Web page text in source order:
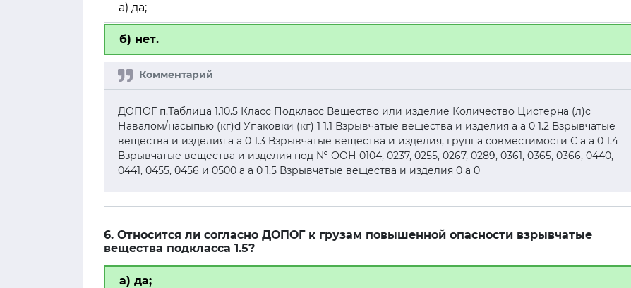
а) да;
б) нет.
ДОПОГ п.Таблица 1.10.5 Класс Подкласс Вещество или изделие Количество Цистерна (л)c
Навалом/насыпью (кг)d Упаковки (кг) 1 1.1 Взрывчатые вещества и изделия а а 0 1.2 Взрывчатые
вещества и изделия а а 0 1.3 Взрывчатые вещества и изделия, группа совместимости С а а 0 1.4
Взрывчатые вещества и изделия под № ООН 0104, 0237, 0255, 0267, 0289, 0361, 0365, 0366, 0440,
0441, 0455, 0456 и 0500 а а 0 1.5 Взрывчатые вещества и изделия 0 а 0
6. Относится ли согласно ДОПОГ к грузам повышенной опасности взрывчатые
вещества подкласса 1.5?
а) да;